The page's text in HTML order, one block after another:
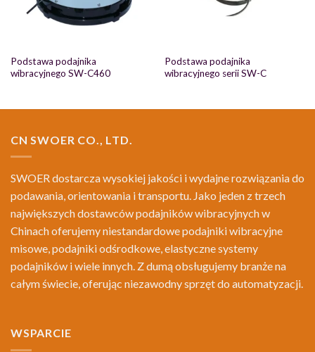
Podstawa podajnika
wibracyjnego SW-C460
Podstawa podajnika
wibracyjnego serii SW-C
CN SWOER CO., LTD.
SWOER dostarcza wysokiej jakości i wydajne rozwiązania do
podawania, orientowania i transportu. Jako jeden z trzech
największych dostawców podajników wibracyjnych w
Chinach oferujemy niestandardowe podajniki wibracyjne
misowe, podajniki odśrodkowe, elastyczne systemy
podajników i wiele innych. Z dumą obsługujemy branże na
całym świecie, oferując niezawodny sprzęt do automatyzacji.
WSPARCIE